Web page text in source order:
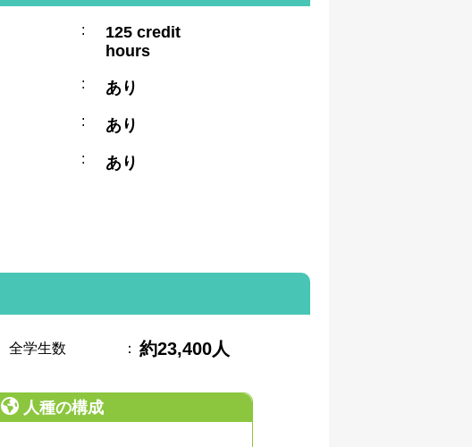
:
125 credit
hours
: あり
: あり
: あり
全学生数 ： 約23,400人
人種の構成